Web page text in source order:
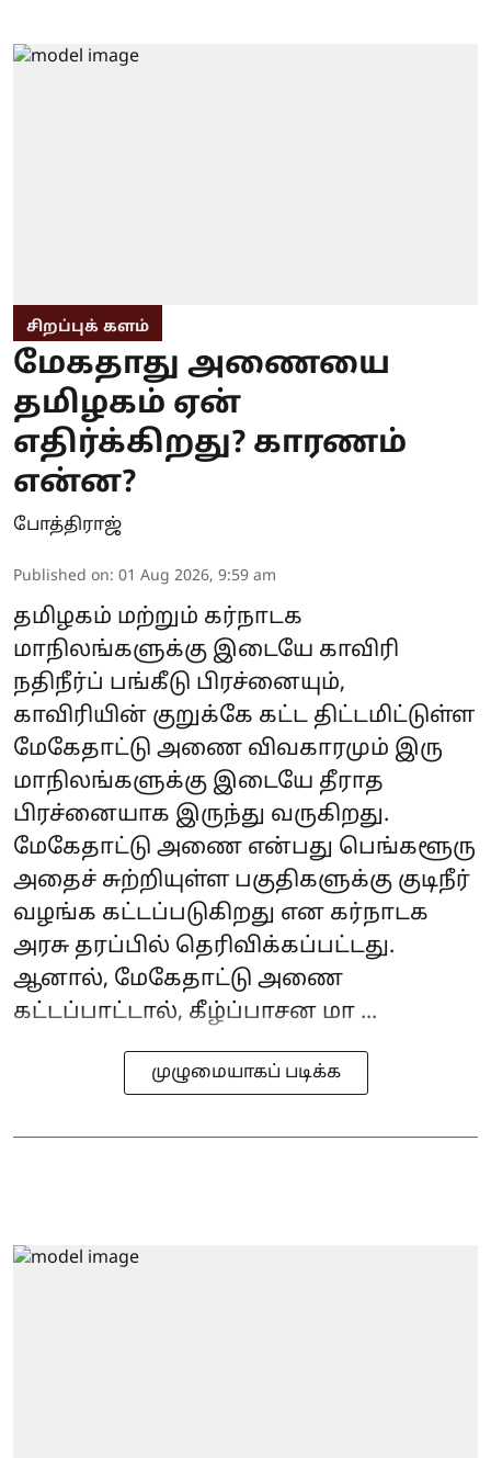
சிறப்புக் களம்
மேகதாது அணையை
தமிழகம் ஏன்
எதிர்க்கிறது? காரணம்
என்ன?
போத்திராஜ்
Published on: 01 Aug 2026, 9:59 am
தமிழகம் மற்றும் கர்நாடக
மாநிலங்களுக்கு இடையே காவிரி
நதிநீர்ப் பங்கீடு பிரச்னையும்,
காவிரியின் குறுக்கே கட்ட திட்டமிட்டுள்ள
மேகேதாட்டு அணை விவகாரமும் இரு
மாநிலங்களுக்கு இடையே தீராத
பிரச்னையாக இருந்து வருகிறது.
மேகேதாட்டு அணை என்பது பெங்களூரு
அதைச் சுற்றியுள்ள பகுதிகளுக்கு குடிநீர்
வழங்க கட்டப்படுகிறது என கர்நாடக
அரசு தரப்பில் தெரிவிக்கப்பட்டது.
ஆனால், மேகேதாட்டு அணை
கட்டப்பாட்டால், கீழ்ப்பாசன மா ...
முழுமையாகப் படிக்க